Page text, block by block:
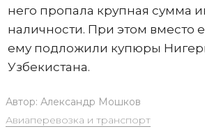
него пропала крупная сумма
наличности. При этом вместо
ему подложили купюры
Узбекистана.
Автор: Александр Мошков
Авиаперевозка и транспорт